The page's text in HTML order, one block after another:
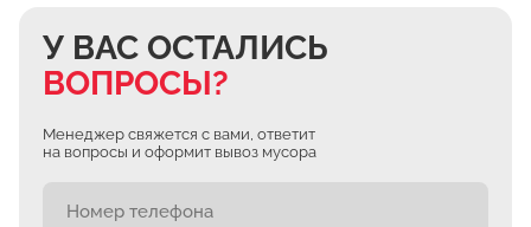
У ВАС ОСТАЛИСЬ
ВОПРОСЫ?
Менеджер свяжется с вами, ответит
на вопросы и оформит вывоз мусора